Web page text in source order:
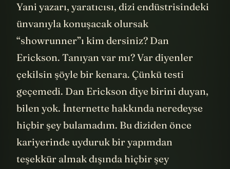
Yani yazarı, yaratıcısı, dizi endüstrisindeki
ünvanıyla konuşacak olursak
“showrunner”ı kim dersiniz? Dan
Erickson. Tanıyan var mı? Var diyenler
çekilsin şöyle bir kenara. Çünkü testi
geçemedi. Dan Erickson diye birini duyan,
bilen yok. İnternette hakkında neredeyse
hiçbir şey bulamadım. Bu diziden önce
kariyerinde uyduruk bir yapımdan
teşekkür almak dışında hiçbir şey